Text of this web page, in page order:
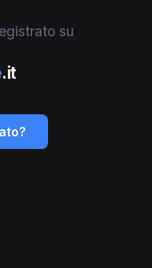
su
.it